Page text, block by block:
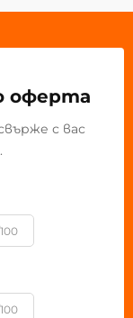
оферта
с вас